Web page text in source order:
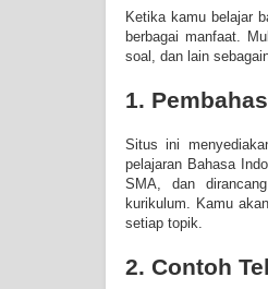
Ketika kamu belajar
berbagai manfaat.
soal, dan lain
1.
Situs ini
pelajaran Bahasa
SMA, dan
kurikulum. Kamu
setiap topik.
2. Contoh